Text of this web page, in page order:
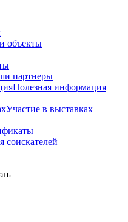
объекты
партнеры
Полезная информация
Участие в выставках
соискателей